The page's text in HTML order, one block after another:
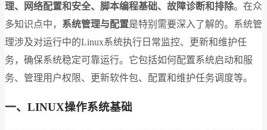
理、网络配置和安全、脚本编程基础、故障诊断和排除。在众
多知识点中， 系统管理与配置是特别需要深入了解的。系统管
理涉及对运行中的Linux系统执行日常监控、更新和维护任
务，确保系统稳定可靠运行。它包括如何配置系统启动和服
务、管理用户权限、更新软件包、配置和维护任务调度等。
一、LINUX操作系统基础